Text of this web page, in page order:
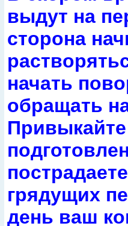
выдут на
сторона
начать
обращать
грядущих
день ваш